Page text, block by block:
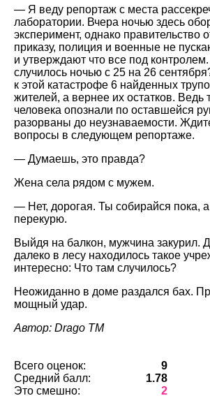
— Я веду репортаж с места
лаборатории. Вчера ночью здесь
эксперимент, однако правительство
приказу, полиция и военные не
и утверждают что все под
случилось ночью с 25 на 26
к этой катастрофе 6 найденных
жителей, а вернее их остатков. Ведь
человека опознали по оставшейся
разорваны до неузнаваемости.
вопросы в следующем репортаже.
— Думаешь, это правда?
Жена села рядом с мужем.
— Нет, дорогая. Ты собирайся пока,
перекурю.
Выйдя на балкон, мужчина закурил.
далеко в лесу находилось такое
интересно: Что там случилось?
Неожиданно в доме раздался бах.
мощный удар.
Автор: Drago TM
Всего оценок:
9
Средний балл:
1.78
Это смешно:
2